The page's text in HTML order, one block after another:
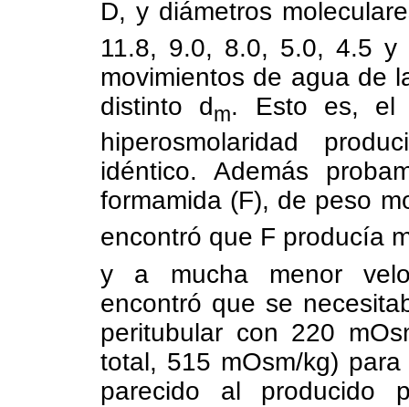
D, y diámetros
11.8, 9.0, 8.0, 5.0, 4.5
movimientos de agua de
distinto dm. Esto es, el
hiperosmolaridad
idéntico. Además
formamida (F), de peso
encontró que F producía
y a mucha menor
encontró que se
peritubular con 220
total, 515 mOsm/kg)
parecido al producido